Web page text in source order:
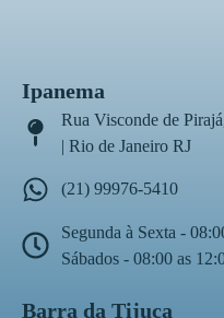
Ipanema
Rua Visconde de
| Rio de Janeiro RJ
(21) 99976-5410
Segunda à Sexta -
Sábados - 08:00 as
Barra da Tijuca